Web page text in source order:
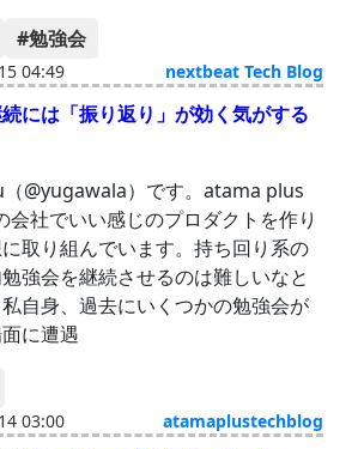
#勉強会
04:49 nextbeat Tech Blog
には「振り返り」が効く気がする
（@yugawala）です。atama plus
会社でいい感じのプロダクトを作り
取り組んでいます。持ち回り系の
強会を継続させるのは難しいなと
自身、過去にいくつかの勉強会が
に遭遇
03:00 atamaplustechblog